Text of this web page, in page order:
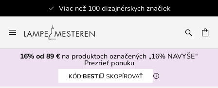
Viac než 100 dizajnérskych značiek
to
Content
16% od 89 € na produktoch označených „16% NAVYŠE“
Prezrieť ponuku
KÓD:BEST SKOPÍROVAŤ